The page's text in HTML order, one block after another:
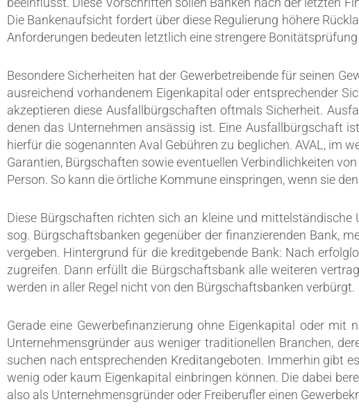
Die Bankenaufsicht fordert über diese Regulierung höhere
Anforderungen bedeuten letztlich eine strengere
Besondere Sicherheiten hat der Gewerbetreibende für seinen
ausreichend vorhandenem Eigenkapital oder entsprechender
akzeptieren diese Ausfallbürgschaften oftmals Sicherheit.
denen das Unternehmen ansässig ist. Eine Ausfallbürgschaft
hierfür die sogenannten Aval Gebühren zu beglichen. AVAL, im
Garantien, Bürgschaften sowie eventuellen Verbindlichkeiten
Person. So kann die örtliche Kommune einspringen, wenn sie
Diese Bürgschaften richten sich an kleine und
sog. Bürgschaftsbanken gegenüber der finanzierenden Bank,
vergeben. Hintergrund für die kreditgebende Bank: Nach
zugreifen. Dann erfüllt die Bürgschaftsbank alle weiteren
werden in aller Regel nicht von den Bürgschaftsbanken verbürgt.
Gerade eine Gewerbefinanzierung ohne Eigenkapital oder
Unternehmensgründer aus weniger traditionellen Branchen,
suchen nach entsprechenden Kreditangeboten. Immerhin gibt
wenig oder kaum Eigenkapital einbringen können. Die dabei
also als Unternehmensgründer oder Freiberufler einen